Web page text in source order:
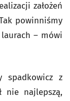
założeń
powinniśmy
– mówi
spadkowicz z
nie najlepszą,